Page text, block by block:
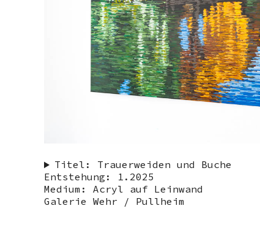
Titel: Trauerweiden und Buche
Entstehung: 1.2025
Medium: Acryl auf Leinwand
Galerie Wehr / Pullheim